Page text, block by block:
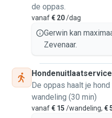
de oppas.
vanaf€ 20/dag
Gerwin kan
Zevenaar.
Hondenuitlaatservice
De oppas haalt je
wandeling (30 min)
vanaf€ 15 /wandeling, €